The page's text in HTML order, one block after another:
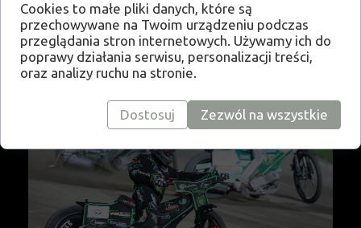
Cookies to małe pliki danych, które są
przechowywane na Twoim urządzeniu podczas
przeglądania stron internetowych. Używamy ich do
poprawy działania serwisu, personalizacji treści,
oraz analizy ruchu na stronie.
Dostosuj Zezwól na wszystkie